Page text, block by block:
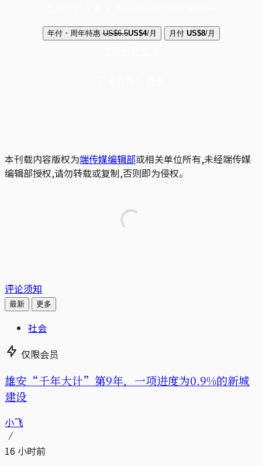
年付・周年特惠 US$6.5US$4/月 月付 US$8/月
本刊载内容版权为端传媒编辑部或相关单位所有,未经端传媒
编辑部授权,请勿转载或复制,否则即为侵权。
评论须知
最新 更多
社会
仅限会员
雄安“千年大计”第9年，一项进度为0.9%的新城
建设
小飞
16 小时前